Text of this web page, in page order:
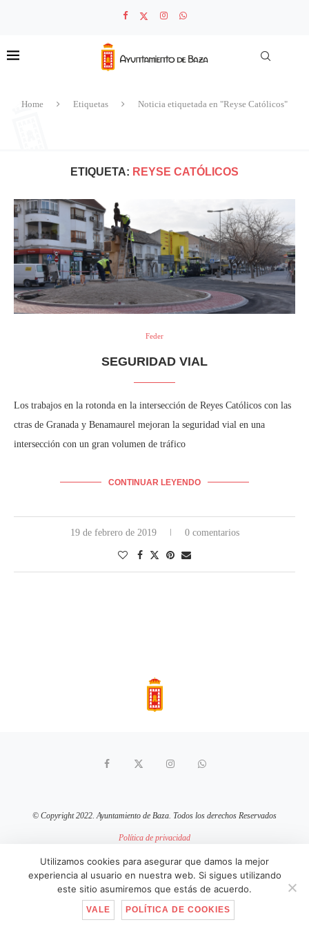
Home Etiquetas Noticia etiquetada en "Reyse Católicos"
ETIQUETA: REYSE CATÓLICOS
Feder
SEGURIDAD VIAL
Los trabajos en la rotonda en la intersección de Reyes Católicos con las
ctras de Granada y Benamaurel mejoran la seguridad vial en una
intersección con un gran volumen de tráfico
CONTINUAR LEYENDO
19 de febrero de 2019 0 comentarios
© Copyright 2022. Ayuntamiento de Baza. Todos los derechos Reservados
Política de privacidad
Política de cookies
sitio web mantenido por pixelcero.com
IR ARRIBA
Utilizamos cookies para asegurar que damos la mejor
experiencia al usuario en nuestra web. Si sigues utilizando
este sitio asumiremos que estás de acuerdo.
VALE POLÍTICA DE COOKIES